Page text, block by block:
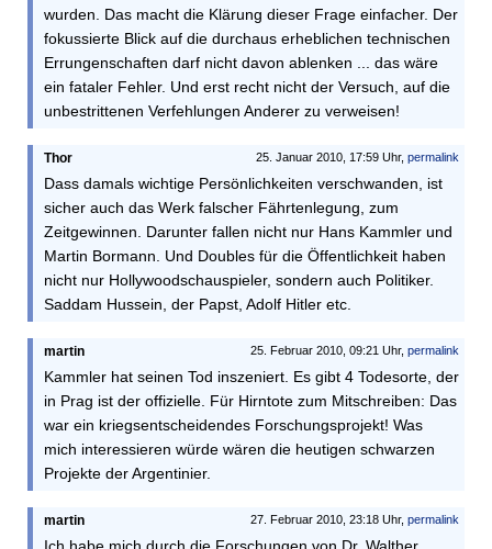
wurden. Das macht die Klärung dieser Frage einfacher. Der
fokussierte Blick auf die durchaus erheblichen technischen
Errungenschaften darf nicht davon ablenken ... das wäre
ein fataler Fehler. Und erst recht nicht der Versuch, auf die
unbestrittenen Verfehlungen Anderer zu verweisen!
25. Januar 2010, 17:59 Uhr, permalink
Thor
Dass damals wichtige Persönlichkeiten verschwanden, ist
sicher auch das Werk falscher Fährtenlegung, zum
Zeitgewinnen. Darunter fallen nicht nur Hans Kammler und
Martin Bormann. Und Doubles für die Öffentlichkeit haben
nicht nur Hollywoodschauspieler, sondern auch Politiker.
Saddam Hussein, der Papst, Adolf Hitler etc.
25. Februar 2010, 09:21 Uhr, permalink
martin
Kammler hat seinen Tod inszeniert. Es gibt 4 Todesorte, der
in Prag ist der offizielle. Für Hirntote zum Mitschreiben: Das
war ein kriegsentscheidendes Forschungsprojekt! Was
mich interessieren würde wären die heutigen schwarzen
Projekte der Argentinier.
27. Februar 2010, 23:18 Uhr, permalink
martin